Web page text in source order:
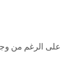
على الرغم من